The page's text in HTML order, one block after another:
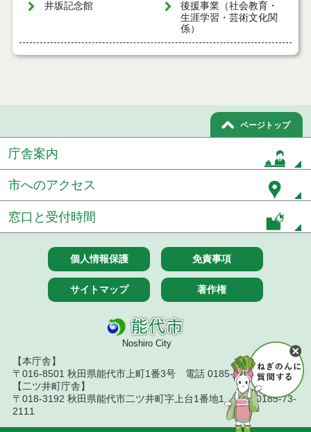
井坂記念館
後援事業（社会教育・
生涯学習・芸術文化関
係）
ページトップ
庁舎案内
市へのアクセス
窓口と受付時間
個人情報保護 免責事項
サイトマップ 著作権
Noshiro City
【本庁舎】
〒016-8501 秋田県能代市上町1番3号 電話 0185-52-2111
【二ツ井町庁舎】
〒018-3192 秋田県能代市二ツ井町字上台1番地1 電話 0185-73-
2111